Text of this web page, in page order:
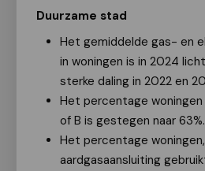
Duurzame stad
Het gemiddelde gas- en
in woningen is in 2024
sterke daling in 2022 en
Het percentage
of B is gestegen naar 63%.
Het percentage
aardgasaansluiting